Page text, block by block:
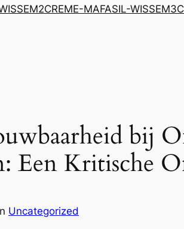
CREME-MAFASIL-WISSEM3
bij
Een Kritische
Uncategorized